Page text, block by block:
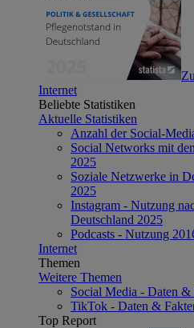
Internet
Beliebte Statistiken
Aktuelle Statistiken
Anzahl der Social-
Social Networks mit
2025
Soziale Netzwerke in
2025
Instagram - Nutzung
Deutschland 2025
Podcasts - Nutzung
Internet
Themen
Weitere Themen
Social Media - Daten &
TikTok - Daten &
Top Report